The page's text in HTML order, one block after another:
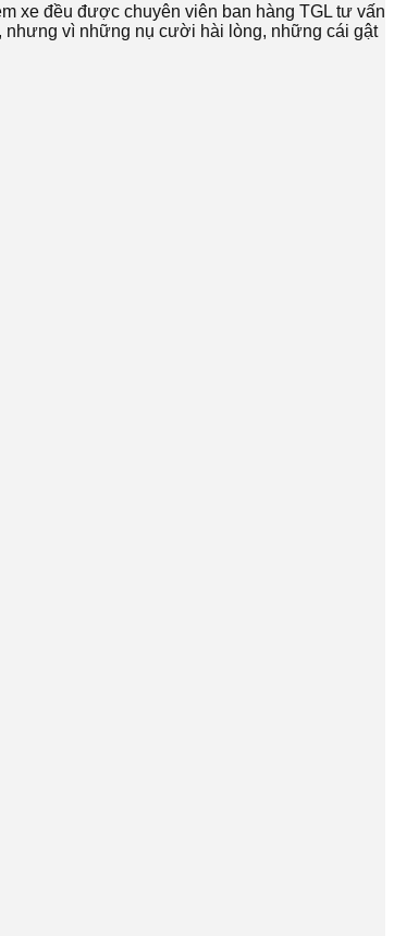
xe đều được chuyên viên ban hàng TGL tư vấn
nhưng vì những nụ cười hài lòng, những cái gật